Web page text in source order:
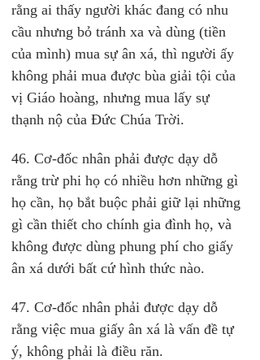
rằng ai thấy người khác đang có nhu
cầu nhưng bỏ tránh xa và dùng (tiền
của mình) mua sự ân xá, thì người ấy
không phải mua được bùa giải tội của
vị Giáo hoàng, nhưng mua lấy sự
thạnh nộ của Đức Chúa Trời.
46. Cơ-đốc nhân phải được dạy dỗ
rằng trừ phi họ có nhiều hơn những gì
họ cần, họ bắt buộc phải giữ lại những
gì cần thiết cho chính gia đình họ, và
không được dùng phung phí cho giấy
ân xá dưới bất cứ hình thức nào.
47. Cơ-đốc nhân phải được dạy dỗ
rằng việc mua giấy ân xá là vấn đề tự
ý, không phải là điều răn.